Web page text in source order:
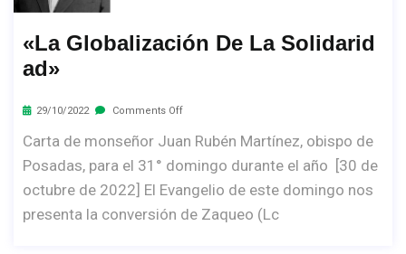
«La Globalización De La Solidarid
Ad»
29/10/2022 Comments Off
Carta de monseñor Juan Rubén Martínez, obispo de
Posadas, para el 31° domingo durante el año [30 de
octubre de 2022] El Evangelio de este domingo nos
presenta la conversión de Zaqueo (Lc